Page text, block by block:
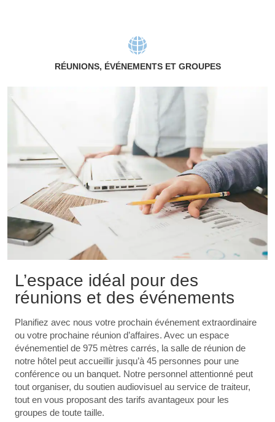
RÉUNIONS, ÉVÉNEMENTS ET GROUPES
L’espace idéal pour des
réunions et des événements
Planifiez avec nous votre prochain événement extraordinaire
ou votre prochaine réunion d’affaires. Avec un espace
événementiel de 975 mètres carrés, la salle de réunion de
notre hôtel peut accueillir jusqu’à 45 personnes pour une
conférence ou un banquet. Notre personnel attentionné peut
tout organiser, du soutien audiovisuel au service de traiteur,
tout en vous proposant des tarifs avantageux pour les
groupes de toute taille.